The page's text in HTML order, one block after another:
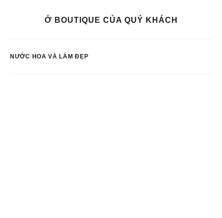
Ở BOUTIQUE CỦA QUÝ KHÁCH
NƯỚC HOA VÀ LÀM ĐẸP